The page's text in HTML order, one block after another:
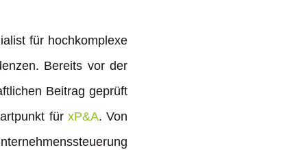
für hochkomplexe
Bereits vor der
Beitrag geprüft
für xP&A. Von